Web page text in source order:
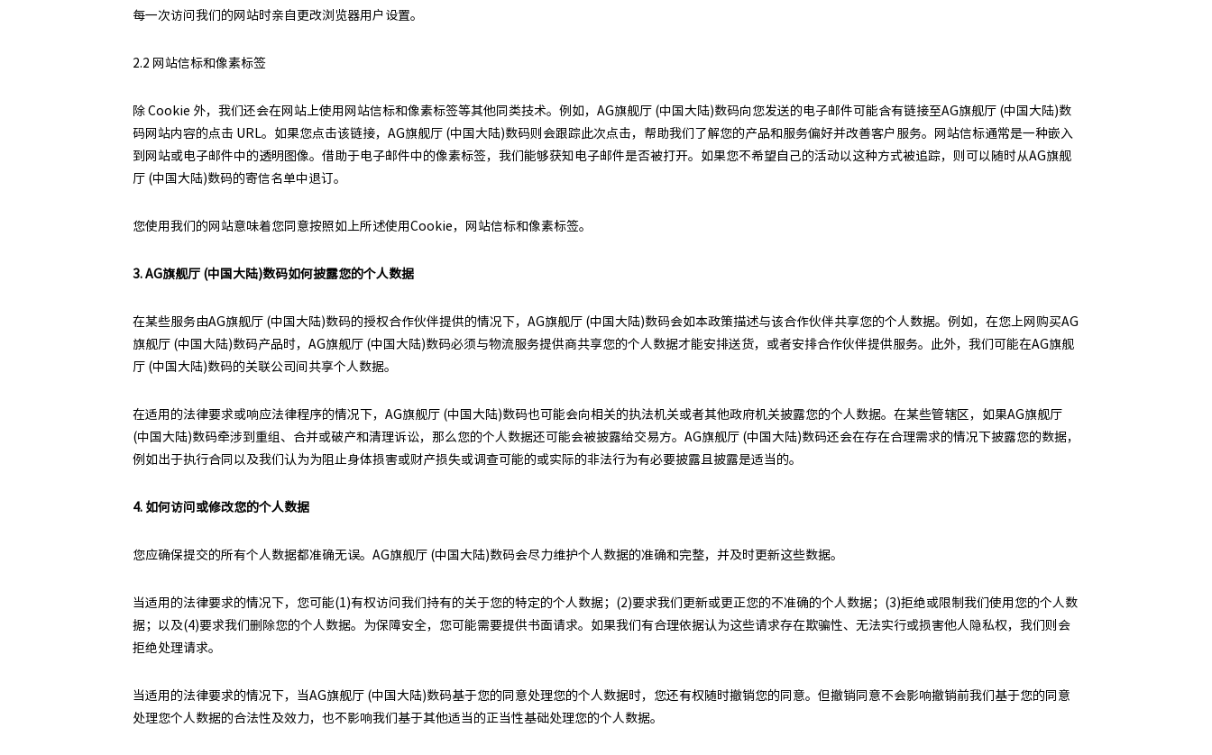
每一次访问我们的网站时亲自更改浏览器用户设置。
2.2 网站信标和像素标签
除 Cookie 外，我们还会在网站上使用网站信标和像素标签等其他同类技术。例如，AG旗舰厅 (中国大陆)数码向您发送的电子邮件可能含有链接至AG旗舰厅 (中国大陆)数
码网站内容的点击 URL。如果您点击该链接，AG旗舰厅 (中国大陆)数码则会跟踪此次点击，帮助我们了解您的产品和服务偏好并改善客户服务。网站信标通常是一种嵌入
到网站或电子邮件中的透明图像。借助于电子邮件中的像素标签，我们能够获知电子邮件是否被打开。如果您不希望自己的活动以这种方式被追踪，则可以随时从AG旗舰
厅 (中国大陆)数码的寄信名单中退订。
您使用我们的网站意味着您同意按照如上所述使用Cookie，网站信标和像素标签。
3. AG旗舰厅 (中国大陆)数码如何披露您的个人数据
在某些服务由AG旗舰厅 (中国大陆)数码的授权合作伙伴提供的情况下，AG旗舰厅 (中国大陆)数码会如本政策描述与该合作伙伴共享您的个人数据。例如，在您上网购买AG
旗舰厅 (中国大陆)数码产品时，AG旗舰厅 (中国大陆)数码必须与物流服务提供商共享您的个人数据才能安排送货，或者安排合作伙伴提供服务。此外，我们可能在AG旗舰
厅 (中国大陆)数码的关联公司间共享个人数据。
在适用的法律要求或响应法律程序的情况下，AG旗舰厅 (中国大陆)数码也可能会向相关的执法机关或者其他政府机关披露您的个人数据。在某些管辖区，如果AG旗舰厅
(中国大陆)数码牵涉到重组、合并或破产和清理诉讼，那么您的个人数据还可能会被披露给交易方。AG旗舰厅 (中国大陆)数码还会在存在合理需求的情况下披露您的数据，
例如出于执行合同以及我们认为为阻止身体损害或财产损失或调查可能的或实际的非法行为有必要披露且披露是适当的。
4. 如何访问或修改您的个人数据
您应确保提交的所有个人数据都准确无误。AG旗舰厅 (中国大陆)数码会尽力维护个人数据的准确和完整，并及时更新这些数据。
当适用的法律要求的情况下，您可能(1)有权访问我们持有的关于您的特定的个人数据；(2)要求我们更新或更正您的不准确的个人数据；(3)拒绝或限制我们使用您的个人数
据；以及(4)要求我们删除您的个人数据。为保障安全，您可能需要提供书面请求。如果我们有合理依据认为这些请求存在欺骗性、无法实行或损害他人隐私权，我们则会
拒绝处理请求。
当适用的法律要求的情况下，当AG旗舰厅 (中国大陆)数码基于您的同意处理您的个人数据时，您还有权随时撤销您的同意。但撤销同意不会影响撤销前我们基于您的同意
处理您个人数据的合法性及效力，也不影响我们基于其他适当的正当性基础处理您的个人数据。